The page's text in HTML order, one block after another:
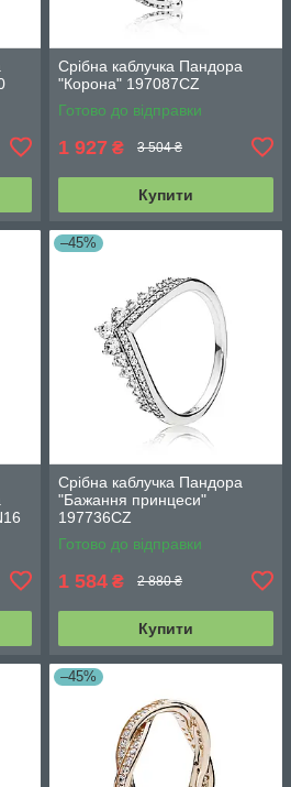
Срібна каблучка Пандора
"Корона" 197087CZ
Готово до відправки
1 927 ₴ 3 504 ₴
Купити
–45%
Срібна каблучка Пандора
"Бажання принцеси"
197736CZ
Готово до відправки
1 584 ₴ 2 880 ₴
Купити
–45%